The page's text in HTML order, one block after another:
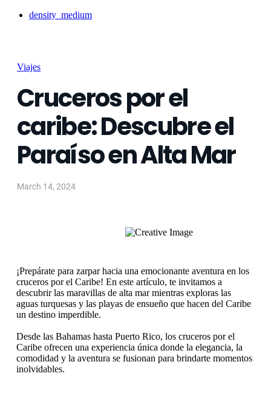
density_medium
Viajes
Cruceros por el
caribe: Descubre el
Paraíso en Alta Mar
March 14, 2024
¡Prepárate para zarpar hacia una emocionante aventura en los
cruceros por el Caribe! En este artículo, te invitamos a
descubrir las maravillas de alta mar mientras exploras las
aguas turquesas y las playas de ensueño que hacen del Caribe
un destino imperdible.
Desde las Bahamas hasta Puerto Rico, los cruceros por el
Caribe ofrecen una experiencia única donde la elegancia, la
comodidad y la aventura se fusionan para brindarte momentos
inolvidables.